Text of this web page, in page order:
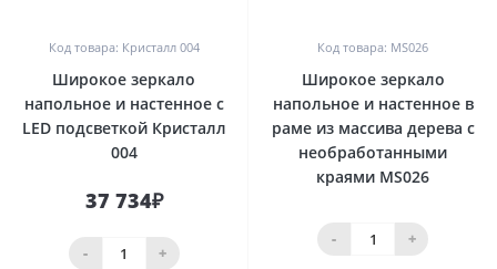
Код товара: Кристалл 004
Широкое зеркало
напольное и настенное с
LED подсветкой Кристалл
004
37 734₽
- +
Код товара: MS026
Широкое зеркало
напольное и настенное в
раме из массива дерева с
необработанными
краями MS026
- +